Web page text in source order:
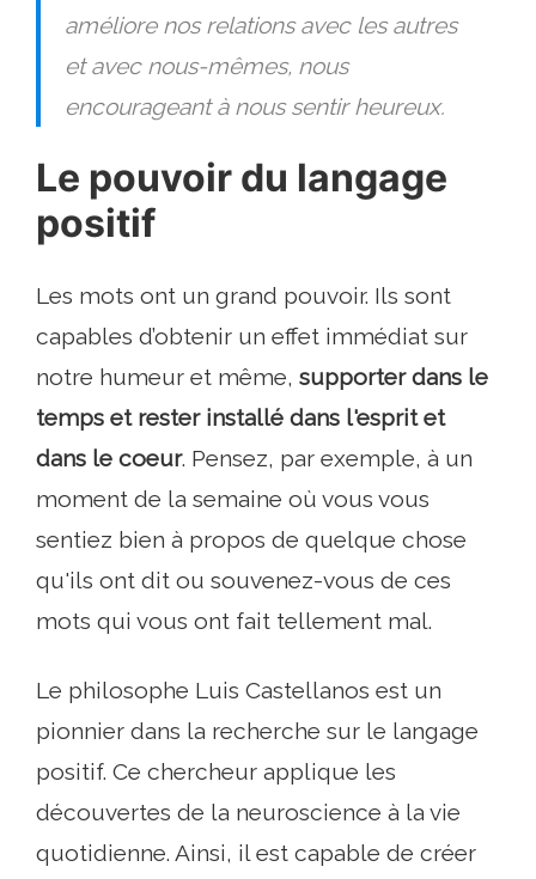
améliore nos relations avec les autres
et avec nous-mêmes, nous
encourageant à nous sentir heureux.
Le pouvoir du langage
positif
Les mots ont un grand pouvoir. Ils sont
capables d’obtenir un effet immédiat sur
notre humeur et même, supporter dans le
temps et rester installé dans l'esprit et
dans le coeur. Pensez, par exemple, à un
moment de la semaine où vous vous
sentiez bien à propos de quelque chose
qu'ils ont dit ou souvenez-vous de ces
mots qui vous ont fait tellement mal.
Le philosophe Luis Castellanos est un
pionnier dans la recherche sur le langage
positif. Ce chercheur applique les
découvertes de la neuroscience à la vie
quotidienne. Ainsi, il est capable de créer